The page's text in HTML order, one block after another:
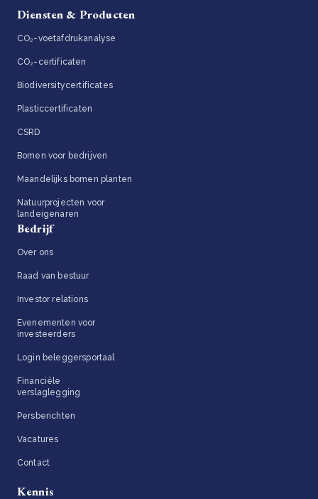
Diensten & Producten
CO₂-voetafdrukanalyse
CO₂-certificaten
Biodiversitycertificates
Plasticcertificaten
CSRD
Bomen voor bedrijven
Maandelijks bomen planten
Natuurprojecten voor
landeigenaren
Bedrijf
Over ons
Raad van bestuur
Investor relations
Evenementen voor
investeerders
Login beleggersportaal
Financiële
verslaglegging
Persberichten
Vacatures
Contact
Kennis